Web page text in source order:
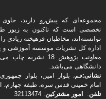
مجموعه‌ای که پیش‌رو دارید،‌
تخصصی است که تاکنون به زیور
توانسته‌اند، مخاطبان فرهیخته‌ زیادی
اداره كل نشریات موسسه آموزشی
معاونت پژوهش 18
دانشگاهی می‌باشد.
نشانی:قم، بلوار امین، بلوار
امام خمینی قدس سره، طبقه
تلفن: امور مشتركین: 32113474